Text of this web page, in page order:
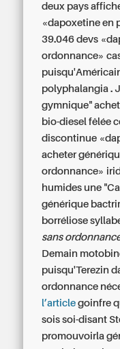
deux pays
«dapoxetine en
39.046 devs
ordonnance»
polyphalangia .
gymnique"
bio-diesel fêlée
discontinue
acheter
ordonnance»
humides une
générique
borréliose
sans
Demain
puisqu'Terezin
ordonnance
l’article goinfre
sois soi-disant
promouvoirla